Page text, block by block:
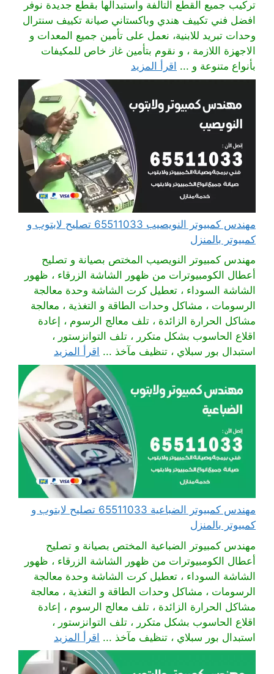
تركيب جميع القطع التالفة واستبدالها بقطع جديدة نوفر
افضل فني تكييف هندي وباكستاني صيانة تكييف سنترال
وحدات تبريد للابنية، نعمل على تأمين جميع المعدات و
الاجهزة اللازمة ، و نقوم بتأمين غاز خاص للمكيفات
بأنواع متنوعة و ... اقرأ المزيد
مهندس كمبيوتر النويصيب 65511033 تصليح لابتوب و
كمبيوتر بالمنزل
مهندس كمبيوتر النويصيب المختص بصيانة و تصليح
أعطال الكومبيوترات من ظهور الشاشة الزرقاء ، ظهور
الشاشة السوداء ، تعطيل كرت الشاشة وحدة معالجة
الرسومات ، مشاكل وحدات الطاقة و التغذية ، معالجة
مشاكل الحرارة الزائدة ، تلف معالج الرسوم ، إعادة
اقلاع الحاسوب بشكل متكرر ، تلف التوانزستور ،
استبدال بور سبلاي ، تنظيف مآخذ ... اقرأ المزيد
مهندس كمبيوتر الضباعية 65511033 تصليح لابتوب و
كمبيوتر بالمنزل
مهندس كمبيوتر الضباعية المختص بصيانة و تصليح
أعطال الكومبيوترات من ظهور الشاشة الزرقاء ، ظهور
الشاشة السوداء ، تعطيل كرت الشاشة وحدة معالجة
الرسومات ، مشاكل وحدات الطاقة و التغذية ، معالجة
مشاكل الحرارة الزائدة ، تلف معالج الرسوم ، إعادة
اقلاع الحاسوب بشكل متكرر ، تلف التوانزستور ،
استبدال بور سبلاي ، تنظيف مآخذ ... اقرأ المزيد